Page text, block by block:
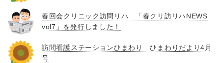
春回会クリニック訪問リハ 「春クリ訪リハNEWS
vol7」を発行しました！
訪問看護ステーションひまわり ひまわりだより4月
号